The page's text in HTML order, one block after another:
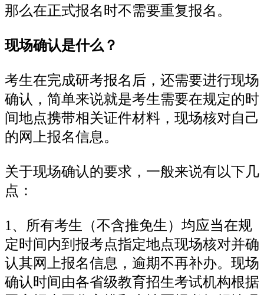
那么在正式报名时不需要重复报名。
现场确认是什么？
考生在完成研考报名后，还需要进行现场
确认，简单来说就是考生需要在规定的时
间地点携带相关证件材料，现场核对自己
的网上报名信息。
关于现场确认的要求，一般来说有以下几
点：
1、所有考生（不含推免生）均应当在规
定时间内到报考点指定地点现场核对并确
认其网上报名信息，逾期不再补办。现场
确认时间由各省级教育招生考试机构根据